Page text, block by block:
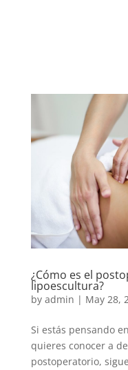
¿Cómo es el
lipoescultura?
by admin | May 28,
Si estás pensando
quieres conocer a
postoperatorio,